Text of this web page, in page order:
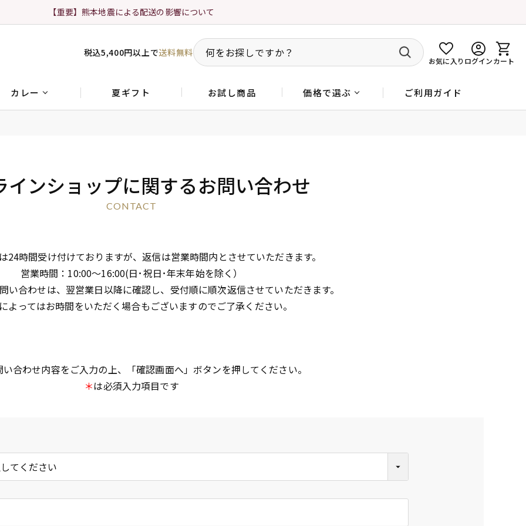
【重要】熊本地震による配送の影響について
税込5,400円以上で送料無料
お気に入りログインカート
カレー 夏ギフト お試し商品 価格で選ぶ ご利用ガイド
インショップに関するお問い合わせ
CONTACT
24時間受け付けておりますが、返信は営業時間内とさせていただきます。
営業時間：10:00～16:00(日･祝日･年末年始を除く）
合わせは、翌営業日以降に確認し、受付順に順次返信させていただきます。
よってはお時間をいただく場合もございますのでご了承ください。
合わせ内容をご入力の上、「確認画面へ」ボタンを押してください。
＊は必須入力項目です